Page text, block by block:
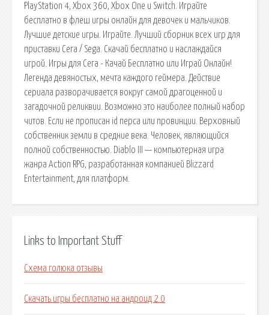
PlayStation 4, Xbox 360, Xbox One и Switch. Играйте
бесплатно в флеш игры онлайн для девочек и мальчиков.
Лучшие детские игры. Играйте. Лучший сборник всех игр для
приставки Сега / Sega. Скачай бесплатно и наслаждайся
игрой. Игры для Сега - Качай Бесплатно или Играй Онлайн!
Легенда девяностых, мечта каждого геймера. Действие
сериала разворачивается вокруг самой драгоценной и
загадочной реликвии. Возможно это наиболее полный набор
читов. Если не прописан id перса или провинции. Верховный
собственник земли в средние века. Человек, являющийся
полной собственностью. Diablo III — компьютерная игра
жанра Action RPG, разработанная компанией Blizzard
Entertainment, для платформ.
Links to Important Stuff
Схема голюка отзывы
Скачать игры бесплатно на андроид 2 0